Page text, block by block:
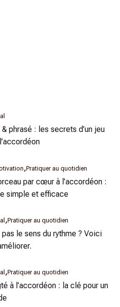
phrasé : les secrets d’un jeu
Pratiquer au quotidien
par cœur à l’accordéon :
simple et efficace
Pratiquer au quotidien
pas le sens du rythme ? Voici
Pratiquer au quotidien
à l’accordéon : la clé pour un